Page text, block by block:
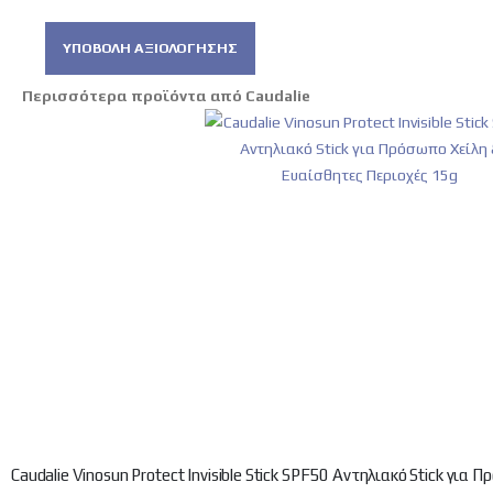
ΥΠΟΒΟΛΉ ΑΞΙΟΛΌΓΗΣΗΣ
Περισσότερα προϊόντα από Caudalie